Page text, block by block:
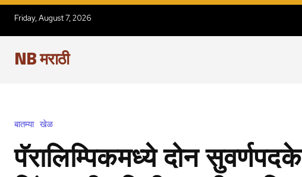
Friday, August 7, 2026
NB मराठी
बातम्या खेळ
पॅरालिम्पिकमध्ये दोन सुवर्णपदके